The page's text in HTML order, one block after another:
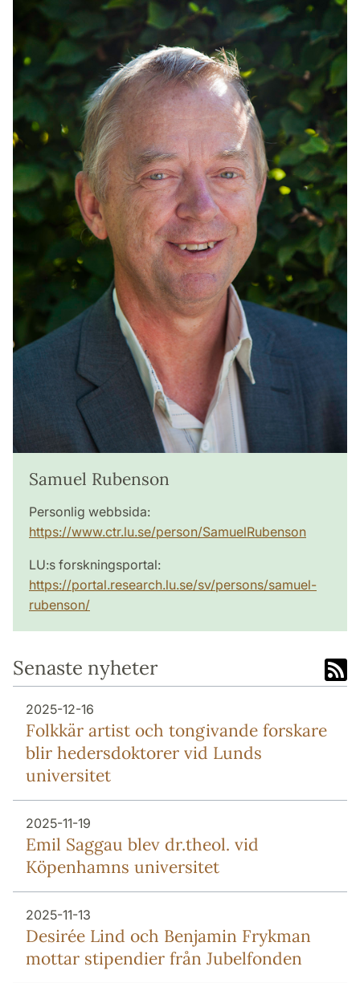
Samuel Rubenson
Personlig webbsida:
https://www.ctr.lu.se/person/SamuelRubenson
LU:s forskningsportal:
https://portal.research.lu.se/sv/persons/samuel-
rubenson/
Senaste nyheter
2025-12-16
Folkkär artist och tongivande forskare
blir hedersdoktorer vid Lunds
universitet
2025-11-19
Emil Saggau blev dr.theol. vid
Köpenhamns universitet
2025-11-13
Desirée Lind och Benjamin Frykman
mottar stipendier från Jubelfonden